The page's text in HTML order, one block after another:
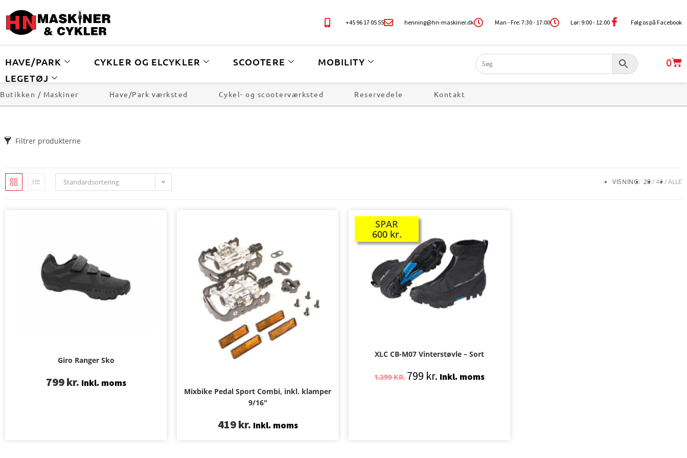
+45 96 17 05 55 henning@hn-maskiner.dk Man - Fre: 7:30 - 17:00 Lør: 9:00 - 12:00 Følg os på Facebook
HAVE/PARK CYKLER OG ELCYKLER SCOOTERE
MOBILITY
LEGETØJ
0
Butikken / Maskiner Have/Park værksted Cykel- og scooterværksted Reservedele Kontakt
Filtrer produkterne
Standardsortering VISNING: 20 40 ALLE
Giro Ranger Sko
799kr. Inkl. moms
Mixbike Pedal Sport Combi, inkl. klamper
9/16″
419kr. Inkl. moms
SPAR
600 kr.
TILBUD!
XLC CB-M07 Vinterstøvle – Sort
1.399KR. 799 kr. Inkl. moms